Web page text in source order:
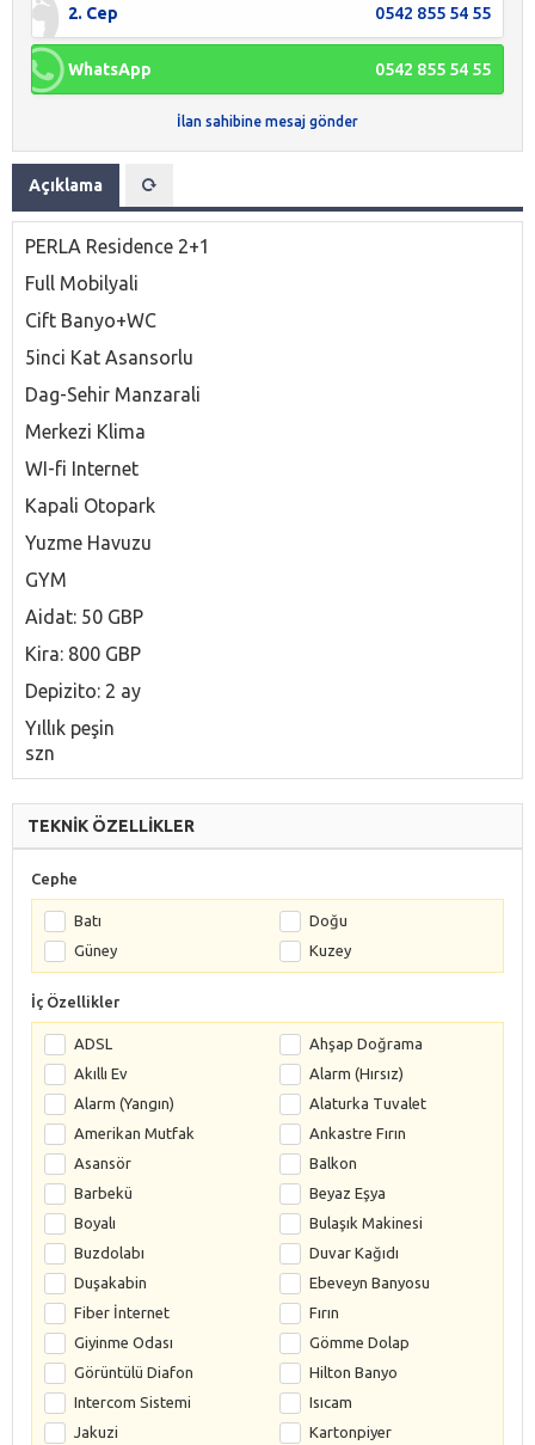
2. Cep 0542 855 54 55
WhatsApp 0542 855 54 55
İlan sahibine mesaj gönder
Açıklama
PERLA Residence 2+1
Full Mobilyali
Cift Banyo+WC
5inci Kat Asansorlu
Dag-Sehir Manzarali
Merkezi Klima
WI-fi Internet
Kapali Otopark
Yuzme Havuzu
GYM
Aidat: 50 GBP
Kira: 800 GBP
Depizito: 2 ay
Yıllık peşin
szn
TEKNİK ÖZELLİKLER
Cephe
Batı
Doğu
Güney
Kuzey
İç Özellikler
ADSL
Ahşap Doğrama
Akıllı Ev
Alarm (Hırsız)
Alarm (Yangın)
Alaturka Tuvalet
Amerikan Mutfak
Ankastre Fırın
Asansör
Balkon
Barbekü
Beyaz Eşya
Boyalı
Bulaşık Makinesi
Buzdolabı
Duvar Kağıdı
Duşakabin
Ebeveyn Banyosu
Fiber İnternet
Fırın
Giyinme Odası
Gömme Dolap
Görüntülü Diafon
Hilton Banyo
Intercom Sistemi
Isıcam
Jakuzi
Kartonpiyer